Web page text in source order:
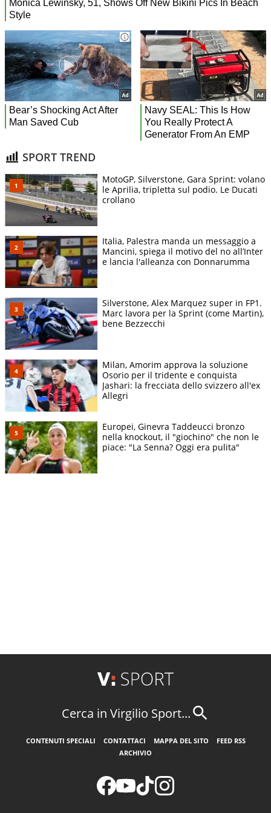
SPORT TREND
MotoGP, Silverstone, Gara Sprint: volano
le Aprilia, tripletta sul podio. Le Ducati
crollano
Italia, Palestra manda un messaggio a
Mancini, spiega il motivo del no all’Inter
e lancia l'alleanza con Donnarumma
Silverstone, Alex Marquez super in FP1.
Marc lavora per la Sprint (come Martin),
bene Bezzecchi
Milan, Amorim approva la soluzione
Osorio per il tridente e conquista
Jashari: la frecciata dello svizzero all'ex
Allegri
Europei, Ginevra Taddeucci bronzo
nella knockout, il "giochino" che non le
piace: "La Senna? Oggi era pulita"
Cerca in Virgilio Sport...
CONTENUTI SPECIALI CONTATTACI MAPPA DEL SITO
FEED RSS
ARCHIVIO